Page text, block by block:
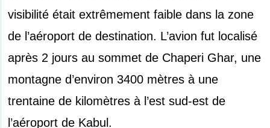
visibilité était extrêmement faible dans la zone
de l’aéroport de destination. L’avion fut localisé
après 2 jours au sommet de Chaperi Ghar, une
montagne d’environ 3400 mètres à une
trentaine de kilomètres à l’est sud-est de
l’aéroport de Kabul.